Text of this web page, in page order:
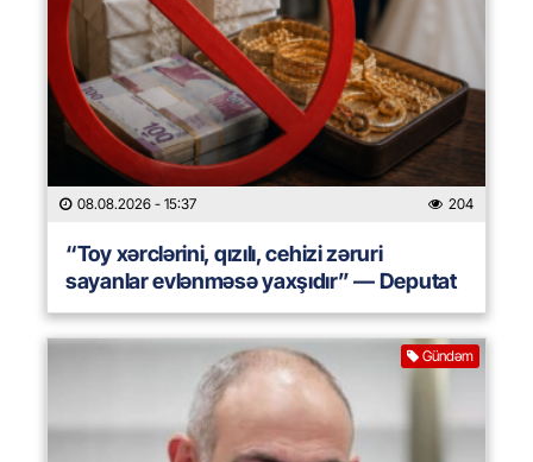
08.08.2026 - 15:37 204
“Toy xərclərini, qızılı, cehizi zəruri
sayanlar evlənməsə yaxşıdır” — Deputat
Gündəm